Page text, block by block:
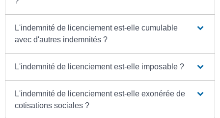
L'indemnité de licenciement est-elle cumulable
avec d'autres indemnités ?
L'indemnité de licenciement est-elle imposable ?
L'indemnité de licenciement est-elle exonérée de
cotisations sociales ?